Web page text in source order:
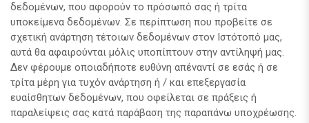
δεδομένων, που αφορούν το πρόσωπό σας ή τρίτα
υποκείμενα δεδομένων. Σε περίπτωση που προβείτε σε
σχετική ανάρτηση τέτοιων δεδομένων στον Ιστότοπό μας,
αυτά θα αφαιρούνται μόλις υποπίπτουν στην αντίληψή μας.
Δεν φέρουμε οποιαδήποτε ευθύνη απέναντί σε εσάς ή σε
τρίτα μέρη για τυχόν ανάρτηση ή / και επεξεργασία
ευαίσθητων δεδομένων, που οφείλεται σε πράξεις ή
παραλείψεις σας κατά παράβαση της παραπάνω υποχρέωσης.